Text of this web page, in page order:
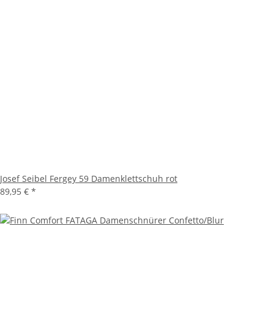
Josef Seibel Fergey 59 Damenklettschuh rot
89,95 € *